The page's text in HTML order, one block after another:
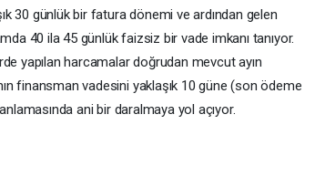
30 günlük bir fatura dönemi ve ardından gelen
40 ila 45 günlük faizsiz bir vade imkanı tanıyor.
yapılan harcamalar doğrudan mevcut ayın
finansman vadesini yaklaşık 10 güne (son ödeme
ani bir daralmaya yol açıyor.